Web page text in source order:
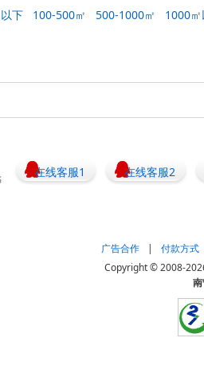
下 100-500㎡ 500-1000㎡ 1000
在线客服1 在线客服2
广告合作 |
付款方式
Copyright © 2008-